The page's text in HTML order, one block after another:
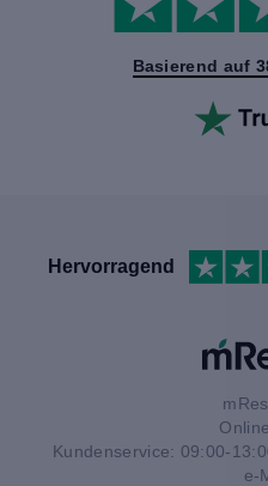
Basierend auf
Hervorragend
Kundenservice: 09:00-
e-